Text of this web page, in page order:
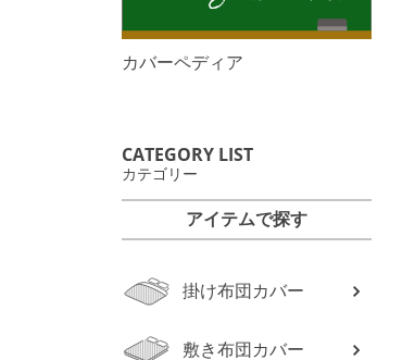
カバーペディア
CATEGORY LIST
カテゴリー
アイテムで探す
掛け布団カバー
敷き布団カバー